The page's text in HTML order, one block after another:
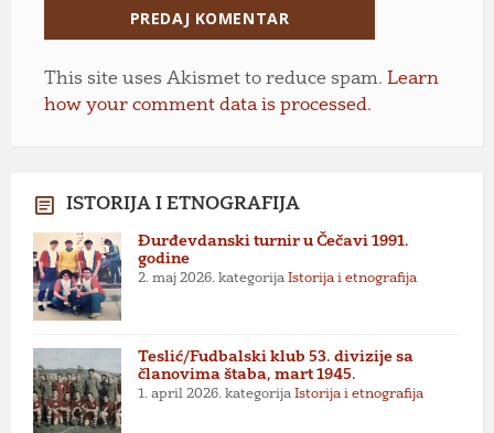
This site uses Akismet to reduce spam. Learn
how your comment data is processed.
ISTORIJA I ETNOGRAFIJA
Đurđevdanski turnir u Čečavi 1991.
godine
2. maj 2026. kategorija Istorija i etnografija
Teslić/Fudbalski klub 53. divizije sa
članovima štaba, mart 1945.
1. april 2026. kategorija Istorija i etnografija